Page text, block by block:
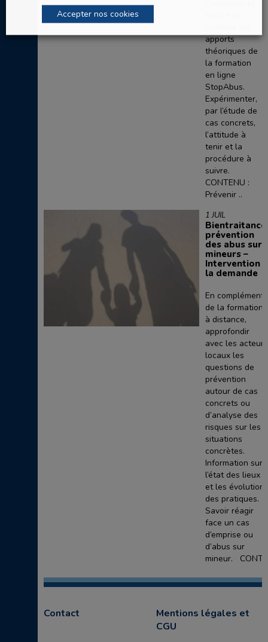
apports
théoriques de
la formation
en ligne
StopAbus.
Expérimenter,
par l’étude de
cas concrets,
l’attitude à
tenir et la
procédure à
suivre.
CONTENU :
Prévenir ..
1 JUIL
Bientraitance,
prévention
des abus sur
mineurs –
Intervention à
la demande
En complément
de la formation
à distance,
approfondir
avec les acteurs
locaux les
questions de
prévention
autour de cas
concrets ou
d’analyse des
risques sur les
situations
concrètes.
Information sur
l’état des lieux
et les évolutions
des pratiques.
Savoir réagir
face un cas
d’emprise ou
d’abus sur
mineur. CONT..
Contact
Mentions légales et
CGU
Accepter nos cookies